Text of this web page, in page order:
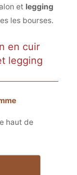
et legging
les bourses.
en cuir
legging
haut de